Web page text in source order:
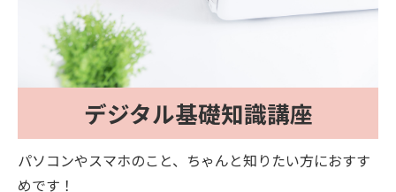
デジタル基礎知識講座
パソコンやスマホのこと、ちゃんと知りたい方におすす
めです！